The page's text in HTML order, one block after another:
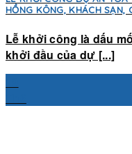
HỒNG KÔNG, KHÁCH SẠN,
Lễ khởi công là dấu
khởi đầu của dự [...]